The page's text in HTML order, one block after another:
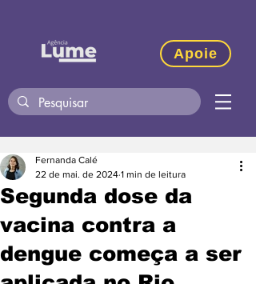
Apoie
Segunda dose da
vacina contra a
dengue começa a ser
Fernanda Calé
22 de mai. de 2024 1 min de leitura